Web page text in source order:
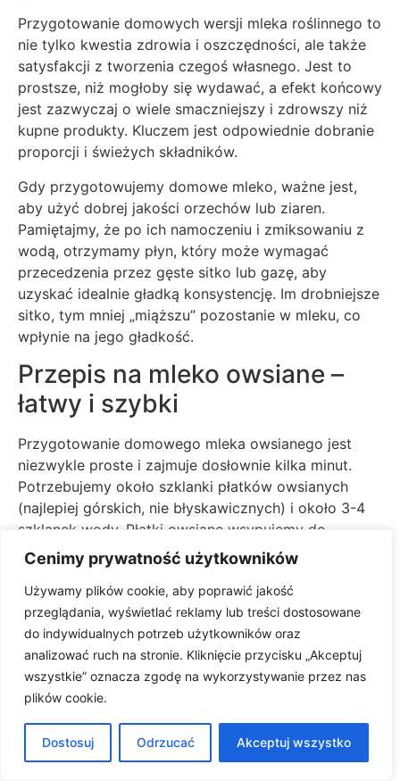
Cenimy prywatność użytkowników
Używamy plików cookie, aby poprawić jakość
przeglądania, wyświetlać reklamy lub treści dostosowane
do indywidualnych potrzeb użytkowników oraz
analizować ruch na stronie. Kliknięcie przycisku „Akceptuj
wszystkie” oznacza zgodę na wykorzystywanie przez nas
plików cookie.
Dostosuj Odrzucać Akceptuj wszystko
Przygotowanie domowych wersji mleka roślinnego to
nie tylko kwestia zdrowia i oszczędności, ale także
satysfakcji z tworzenia czegoś własnego. Jest to
prostsze, niż mogłoby się wydawać, a efekt końcowy
jest zazwyczaj o wiele smaczniejszy i zdrowszy niż
kupne produkty. Kluczem jest odpowiednie dobranie
proporcji i świeżych składników.
Gdy przygotowujemy domowe mleko, ważne jest,
aby użyć dobrej jakości orzechów lub ziaren.
Pamiętajmy, że po ich namoczeniu i zmiksowaniu z
wodą, otrzymamy płyn, który może wymagać
przecedzenia przez gęste sitko lub gazę, aby
uzyskać idealnie gładką konsystencję. Im drobniejsze
sitko, tym mniej „miąższu” pozostanie w mleku, co
wpłynie na jego gładkość.
Przepis na mleko owsiane –
łatwy i szybki
Przygotowanie domowego mleka owsianego jest
niezwykle proste i zajmuje dosłownie kilka minut.
Potrzebujemy około szklanki płatków owsianych
(najlepiej górskich, nie błyskawicznych) i około 3-4
szklanek wody. Płatki owsiane wsypujemy do
blendera, dodajemy wodę i miksujemy na wysokich
obrotach przez około 30-60 sekund. Ważne, by nie
miksować zbyt długo, bo mleko może stać się
kleiste. Następnie przecedzamy całość przez gęste
sitko lub gazę, wyciskając jak najwięcej płynu.
Możemy dodać szczyptę soli i odrobinę syropu
klonowego lub miodu, jeśli chcemy mleko lekko
posłodzić. Przechowujemy w lodówce w szczelnie
zamkniętym pojemniku do 3-4 dni.
Mleko migdałowe domowym